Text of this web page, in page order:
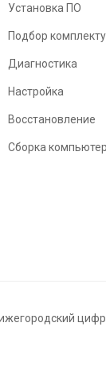
Установка ПО
Подбор
Диагностика
Настройка
Восстановление
Сборка